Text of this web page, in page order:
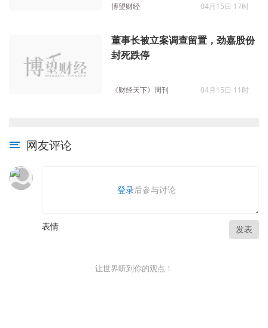
博望财经 04月15日 17时
董事长被立案调查留置，劲嘉股份
封死跌停
《财经天下》周刊 04月15日 11时
网友评论
登录后参与讨论
表情 发表
让世界听到你的观点！